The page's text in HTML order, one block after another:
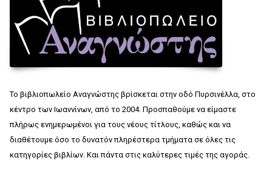
Το βιβλιοπωλείο Αναγνώστης βρίσκεται στην οδό Πυρσινέλλα, στο
κέντρο των Ιωαννίνων, από το 2004. Προσπαθούμε να είμαστε
πλήρως ενημερωμένοι για τους νέους τίτλους, καθώς και να
διαθέτουμε όσο το δυνατόν πληρέστερα τμήματα σε όλες τις
κατηγορίες βιβλίων. Και πάντα στις καλύτερες τιμές της αγοράς.